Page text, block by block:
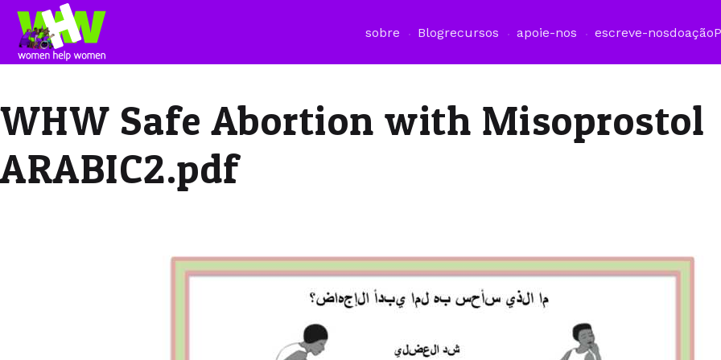
sobre Blogrecursos apoie-nos escreve-nosdoação
WHW Safe Abortion with Misoprostol
ARABIC2.pdf